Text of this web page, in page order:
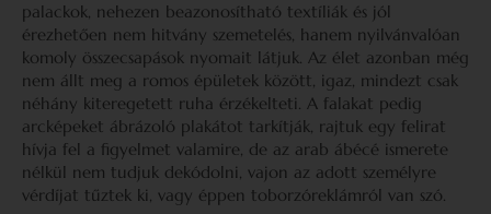
palackok, nehezen beazonosítható textíliák és jól
érezhetően nem hitvány szemetelés, hanem nyilvánvalóan
komoly összecsapások nyomait látjuk. Az élet azonban még
nem állt meg a romos épületek között, igaz, mindezt csak
néhány kiteregetett ruha érzékelteti. A falakat pedig
arcképeket ábrázoló plakátot tarkítják, rajtuk egy felirat
hívja fel a figyelmet valamire, de az arab ábécé ismerete
nélkül nem tudjuk dekódolni, vajon az adott személyre
vérdíjat tűztek ki, vagy éppen toborzóreklámról van szó.